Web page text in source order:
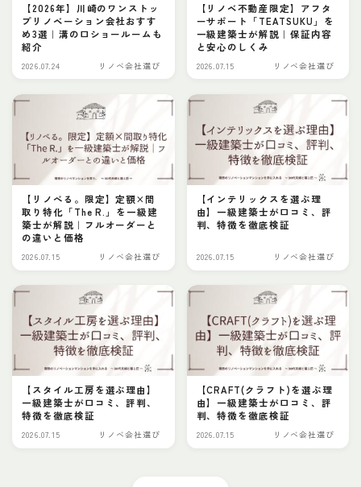
【2026年】川崎のワンストッ
プリノベーション会社おすす
め3選｜溝の口ショールームも
紹介
2026.07.24 リノベ会社選び
【リノベ不動産限定】アフタ
ーサポート「TEATSUKU」を
一級建築士が解説｜保証内容
と安心のしくみ
2026.07.15 リノベ会社選び
【リノべる。限定】定額×間
取り特化「The R.」を一級建
築士が解説｜フルオーダーと
の違いと価格
2026.07.15 リノベ会社選び
【インテリックスを選ぶ理
由】一級建築士が口コミ、評
判、特徴を徹底検証
2026.07.15 リノベ会社選び
【スタイル工房を選ぶ理由】
一級建築士が口コミ、評判、
特徴を徹底検証
2026.07.15 リノベ会社選び
【CRAFT(クラフト)を選ぶ理
由】一級建築士が口コミ、評
判、特徴を徹底検証
2026.07.15 リノベ会社選び